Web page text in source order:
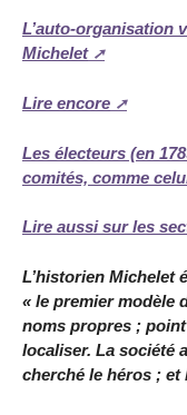
L’auto-organisation
Michelet
Lire encore
Les électeurs (en
comités, comme
Lire aussi sur les
L’historien Michelet
« le premier modèle
noms propres ;
localiser. La société
cherché le héros ; et